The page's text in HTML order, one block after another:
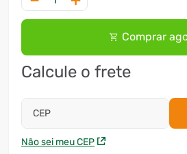
Comprar
Calcule o frete
CEP
Não sei meu CEP